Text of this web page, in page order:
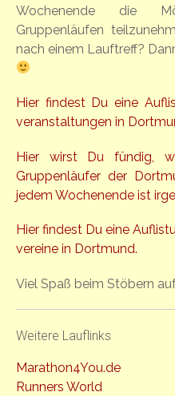
Wochenende die
Gruppenläufen
nach einem Lauftreff?
Hier findest Du eine
veranstaltungen in
Hier wirst Du fündig,
Gruppenläufer der
jedem Wochenende ist
Hier findest Du eine
vereine in Dortmund.
Viel Spaß beim Stöbern
Weitere Lauflinks
Marathon4You.de
Runners World